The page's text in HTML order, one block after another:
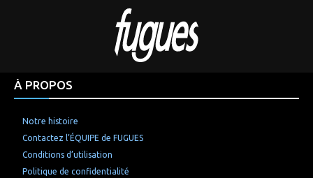
À PROPOS
Notre histoire
Contactez l’ÉQUIPE de FUGUES
Conditions d’utilisation
Politique de confidentialité